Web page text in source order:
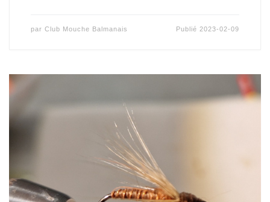
par Club Mouche Balmanais Publié 2023-02-09